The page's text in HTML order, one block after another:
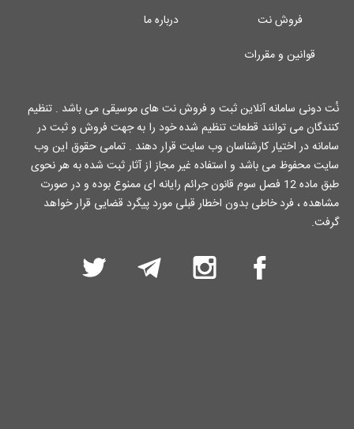
فروش نت
درباره ما
قوانین و مقررات
نُت دونی سامانه آنلاین ثبت و فروش نت های موسیقی می باشد . تنظیم
کنندگان می توانند قطعات تنظیم شده خود را به جهت فروش و ثبت در
سامانه در اختیار کارشناسان وب سایت قرار دهند . تمامی حقوق این وب
سایت محفوظ می باشد و استفاده غیر مجاز از آثار ثبت شده به هر نحوی
طبق ماده 12 فصل سوم قانون جرائم رایانه ای ممنوع بوده و در صورت
مشاهده ، فرد خاطی بدون اخطار قبلی مورد پیگرد قضایی قرار خواهد
گرفت.